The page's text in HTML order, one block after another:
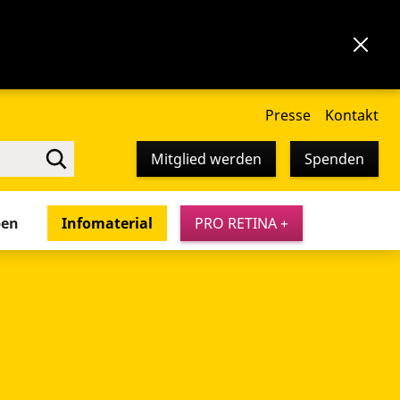
Presse Kontakt
Mitglied werden Spenden
Infomaterial PRO RETINA +